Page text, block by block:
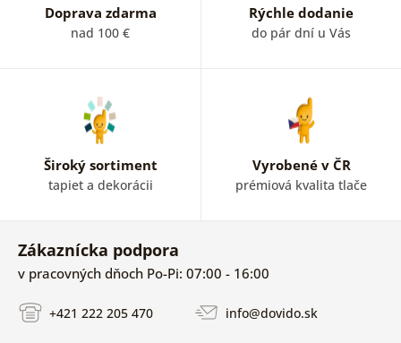
Doprava zdarma
nad 100 €
Rýchle dodanie
do pár dní u Vás
Široký sortiment
tapiet a dekorácii
Vyrobené v ČR
prémiová kvalita tlače
Zákaznícka podpora
v pracovných dňoch Po-Pi: 07:00 - 16:00
+421 222 205 470 info@dovido.sk